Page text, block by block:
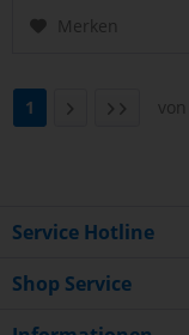
Merken
1 von
Service Hotline
Shop Service